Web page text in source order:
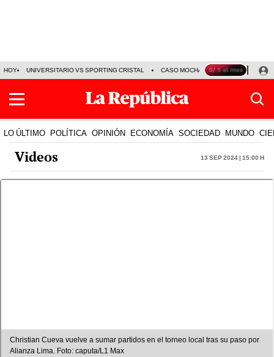
HOY UNIVERSITARIO VS SPORTING CRISTAL CASO MOCHASUELDOS
LO ÚLTIMO POLÍTICA OPINIÓN ECONOMÍA SOCIEDAD MUNDO
Videos 13 Sep 2024 | 15:00 h
Christian Cueva vuelve a sumar partidos en el torneo local tras su paso por
Alianza Lima. Foto: caputa/L1 Max